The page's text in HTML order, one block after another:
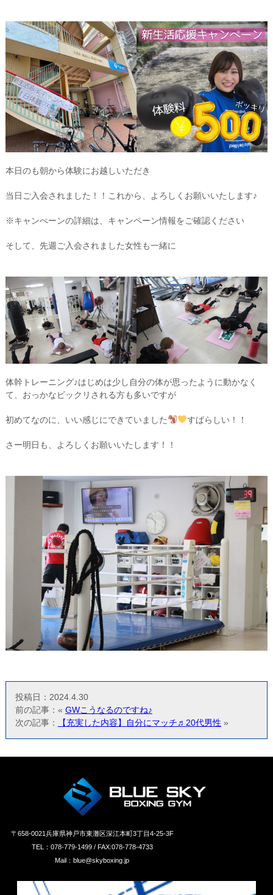
本日のも朝から体験にお越しいただき
当日ご入会されました！！これから、よろしくお願いいたします♪
※キャンぺーンの詳細は、キャンペーン情報をご確認ください
そして、先週ご入会されました女性も一緒に
体幹トレーニング♪はじめは少し自分の体が思ったように動かなく
て、おっかなビックリされる方も多いですが
初めてなのに、いい感じにできていました すばらしい！！
さー明日も、よろしくお願いいたします！！
投稿日：2024.4.30
前の記事：« GWこうなるのですね♪
次の記事：
【充実した内容】自分にマッチ♬20代男性 »
〒658‐0021兵庫県神戸市東灘区深江本町3丁目4-25-3F
TEL：078-779-1499 / FAX:078-778-4733
Mail：blue@skyboxing.jp